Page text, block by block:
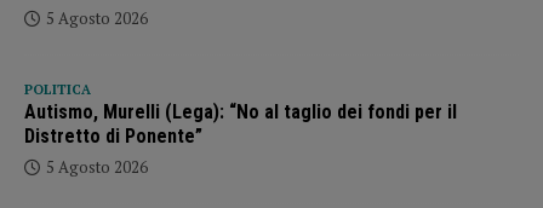
5 Agosto 2026
POLITICA
Autismo, Murelli (Lega): “No al taglio dei fondi per il
Distretto di Ponente”
5 Agosto 2026